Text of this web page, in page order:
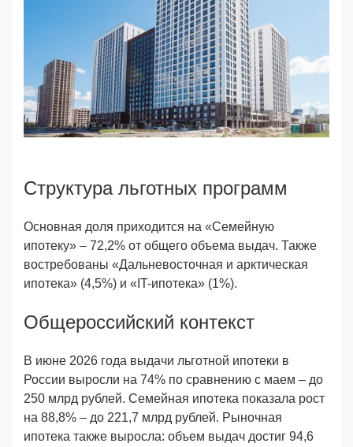
Структура льготных программ
Основная доля приходится на «Семейную
ипотеку» – 72,2% от общего объема выдач. Также
востребованы «Дальневосточная и арктическая
ипотека» (4,5%) и «IT-ипотека» (1%).
Общероссийский контекст
В июне 2026 года выдачи льготной ипотеки в
России выросли на 74% по сравнению с маем – до
250 млрд рублей. Семейная ипотека показала рост
на 88,8% – до 221,7 млрд рублей. Рыночная
ипотека также выросла: объем выдач достиг 94,6